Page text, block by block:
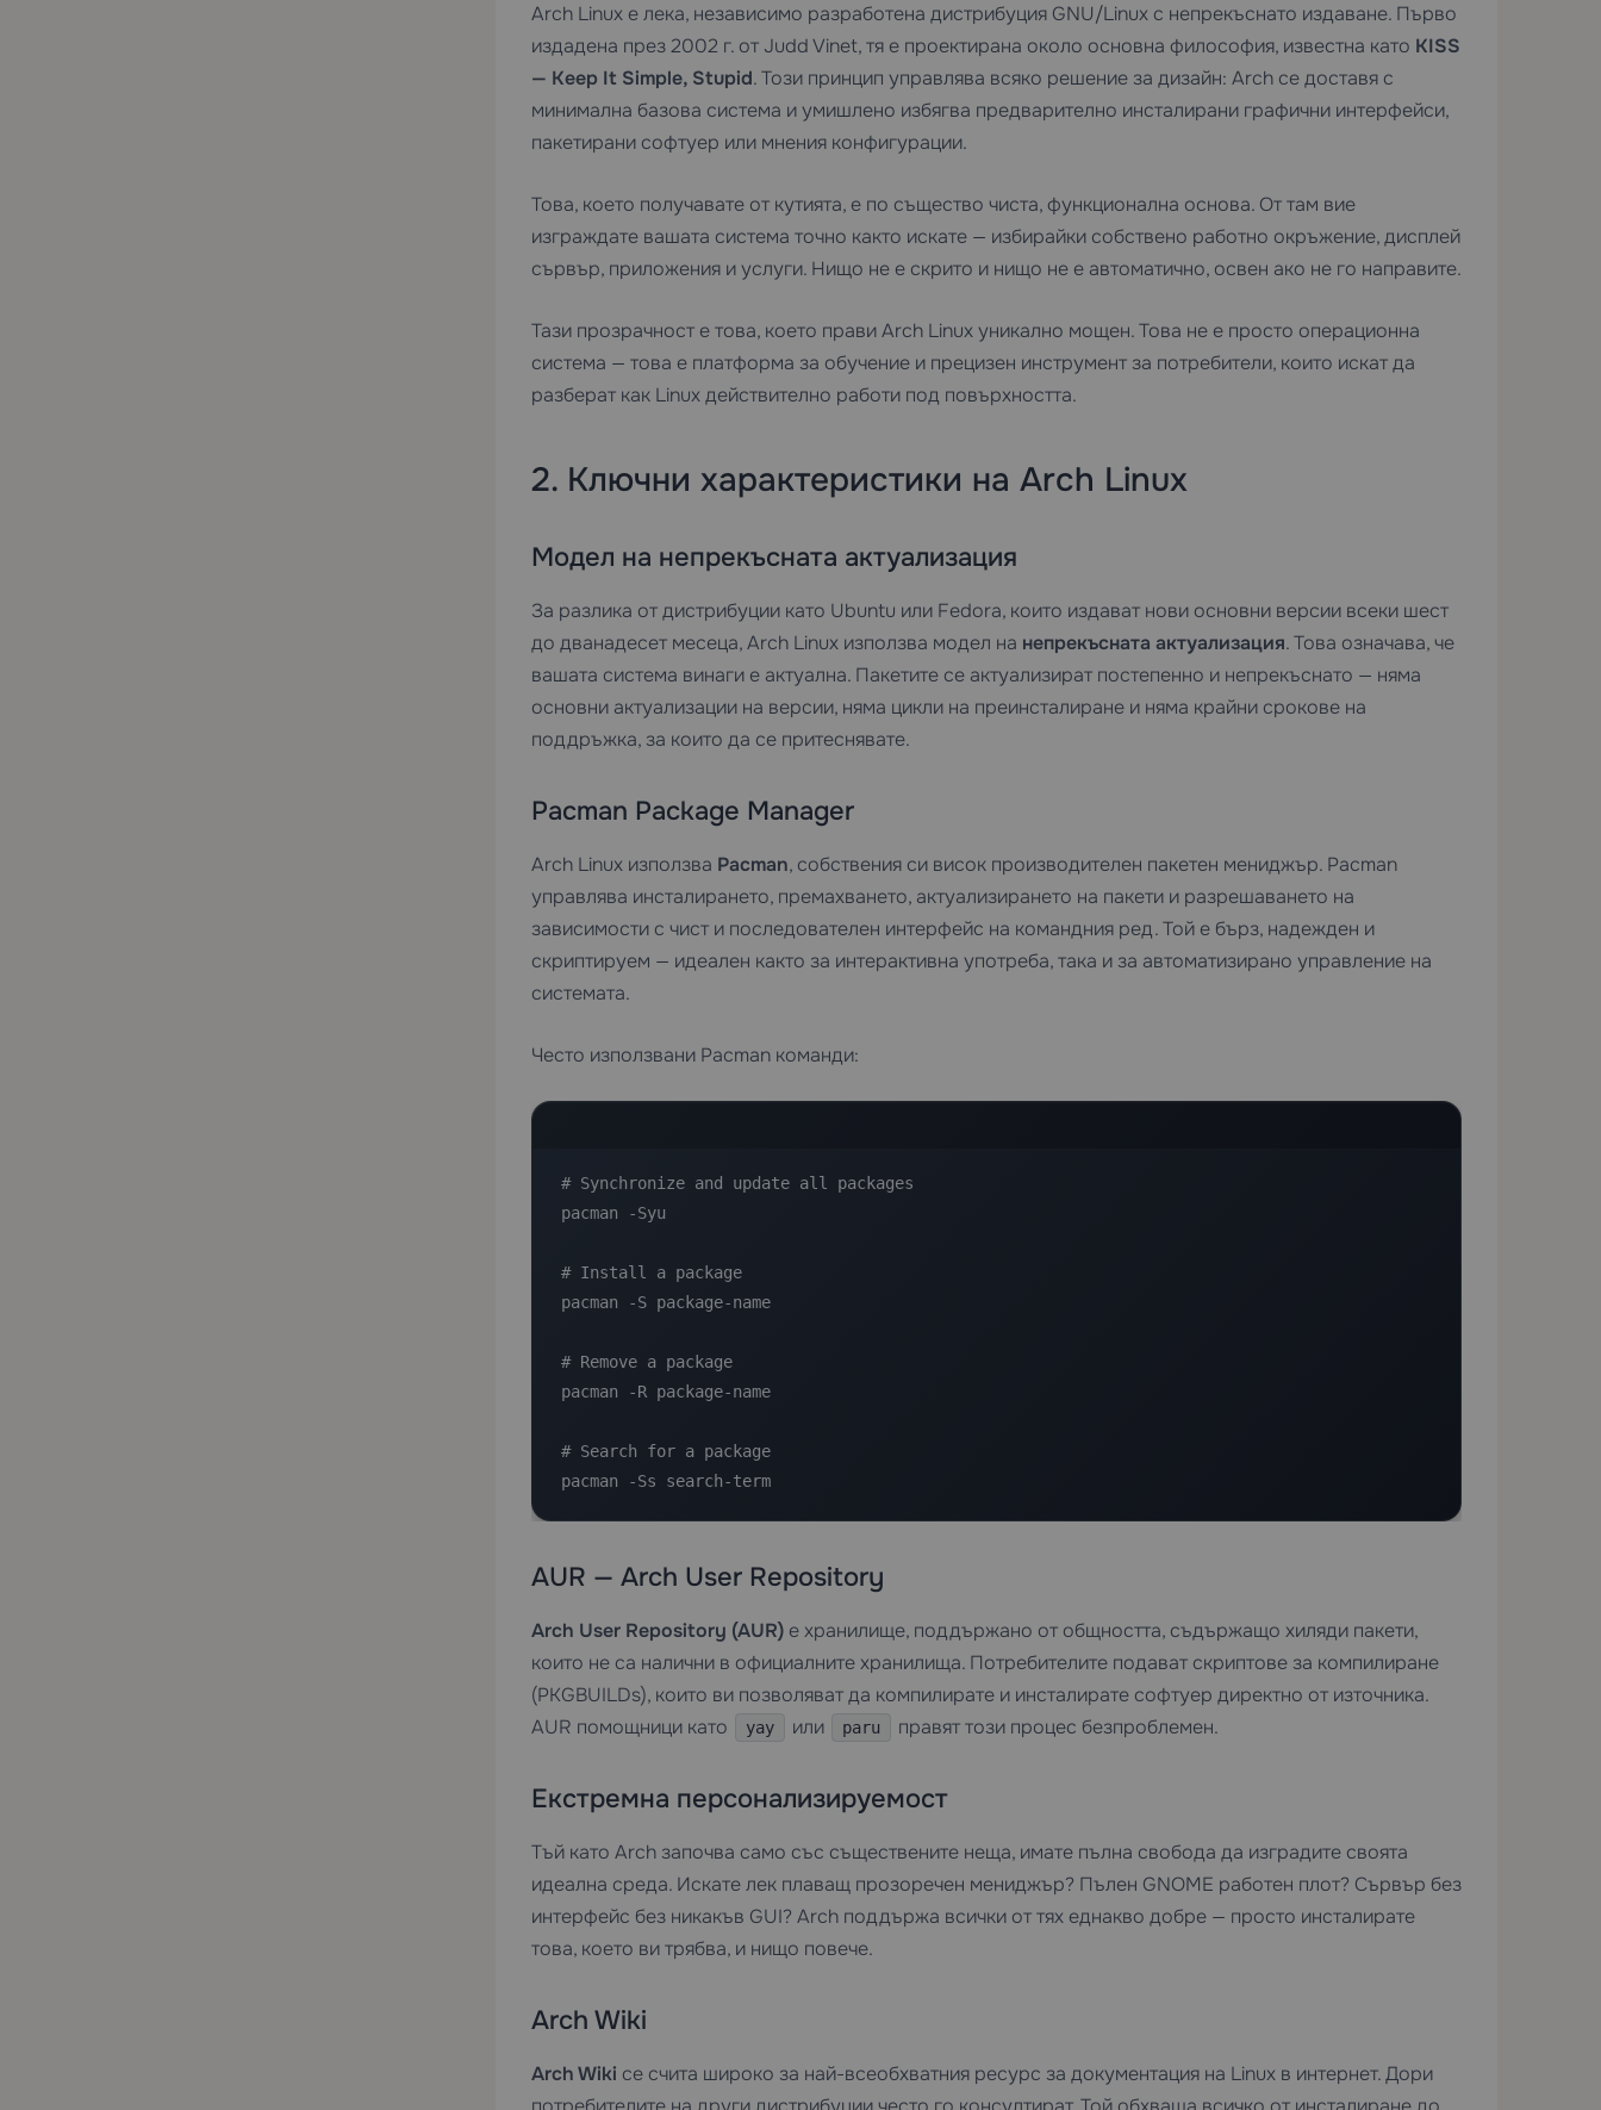
Arch Linux е лека, независимо разработена дистрибуция GNU/Linux с непрекъснато издаване. Първо
издадена през 2002 г. от Judd Vinet, тя е проектирана около основна философия, известна като KISS
— Keep It Simple, Stupid. Този принцип управлява всяко решение за дизайн: Arch се доставя с
минимална базова система и умишлено избягва предварително инсталирани графични интерфейси,
пакетирани софтуер или мнения конфигурации.
Това, което получавате от кутията, е по същество чиста, функционална основа. От там вие
изграждате вашата система точно както искате — избирайки собствено работно окръжение, дисплей
сървър, приложения и услуги. Нищо не е скрито и нищо не е автоматично, освен ако не го направите.
Тази прозрачност е това, което прави Arch Linux уникално мощен. Това не е просто операционна
система — това е платформа за обучение и прецизен инструмент за потребители, които искат да
разберат как Linux действително работи под повърхността.
2. Ключни характеристики на Arch Linux
Модел на непрекъсната актуализация
За разлика от дистрибуции като Ubuntu или Fedora, които издават нови основни версии всеки шест
до дванадесет месеца, Arch Linux използва модел на непрекъсната актуализация. Това означава, че
вашата система винаги е актуална. Пакетите се актуализират постепенно и непрекъснато — няма
основни актуализации на версии, няма цикли на преинсталиране и няма крайни срокове на
поддръжка, за които да се притеснявате.
Pacman Package Manager
Arch Linux използва Pacman, собствения си висок производителен пакетен мениджър. Pacman
управлява инсталирането, премахването, актуализирането на пакети и разрешаването на
зависимости с чист и последователен интерфейс на командния ред. Той е бърз, надежден и
скриптируем — идеален както за интерактивна употреба, така и за автоматизирано управление на
системата.
Често използвани Pacman команди:
# Synchronize and update all packages
pacman -Syu
# Install a package
pacman -S package-name
# Remove a package
pacman -R package-name
# Search for a package
pacman -Ss search-term
AUR — Arch User Repository
Arch User Repository (AUR)е хранилище, поддържано от общността, съдържащо хиляди пакети,
които не са налични в официалните хранилища. Потребителите подават скриптове за компилиране
(PKGBUILDs), които ви позволяват да компилирате и инсталирате софтуер директно от източника.
AUR помощници като
yay или paru правят този процес безпроблемен.
Екстремна персонализируемост
Тъй като Arch започва само със съществените неща, имате пълна свобода да изградите своята
идеална среда. Искате лек плаващ прозоречен мениджър? Пълен GNOME работен плот? Сървър без
интерфейс без никакъв GUI? Arch поддържа всички от тях еднакво добре — просто инсталирате
това, което ви трябва, и нищо повече.
Arch Wiki
Arch Wiki се счита широко за най-всеобхватния ресурс за документация на Linux в интернет. Дори